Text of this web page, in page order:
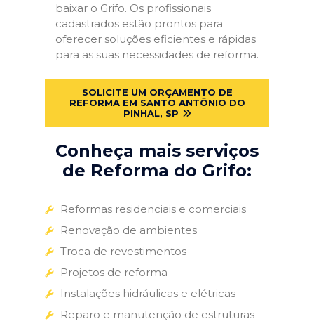
baixar o Grifo. Os profissionais
cadastrados estão prontos para
oferecer soluções eficientes e rápidas
para as suas necessidades de reforma.
SOLICITE UM ORÇAMENTO DE
REFORMA EM SANTO ANTÔNIO DO
PINHAL, SP
Conheça mais serviços
de Reforma do Grifo:
Reformas residenciais e comerciais
Renovação de ambientes
Troca de revestimentos
Projetos de reforma
Instalações hidráulicas e elétricas
Reparo e manutenção de estruturas